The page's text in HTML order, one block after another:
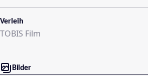
Verleih
TOBIS Film
Bilder